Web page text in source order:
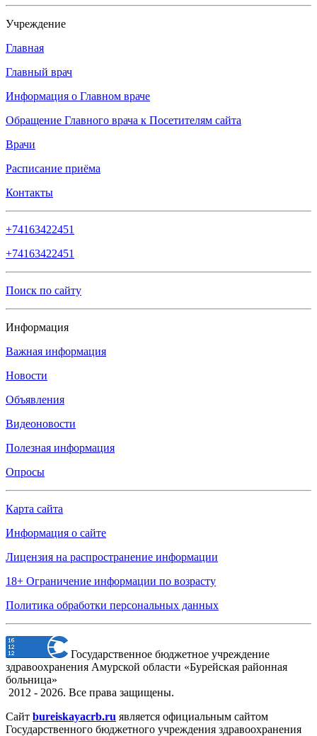
Учреждение
Главная
Главный врач
Информация о Главном враче
Обращение Главного врача к Посетителям сайта
Врачи
Расписание приёма
Контакты
+74163422451
+74163422451
Поиск по сайту
Информация
Важная информация
Новости
Объявления
Видеоновости
Полезная информация
Опросы
Карта сайта
Информация о сайте
Лицензия на распространение информации
18+ Ограничение информации по возрасту
Политика обработки персональных данных
Государственное бюджетное учреждение
здравоохранения Амурской области «Бурейская районная
больница»
2012 - 2026. Все права защищены.
Сайт bureiskayacrb.ru является официальным сайтом
Государственного бюджетного учреждения здравоохранения